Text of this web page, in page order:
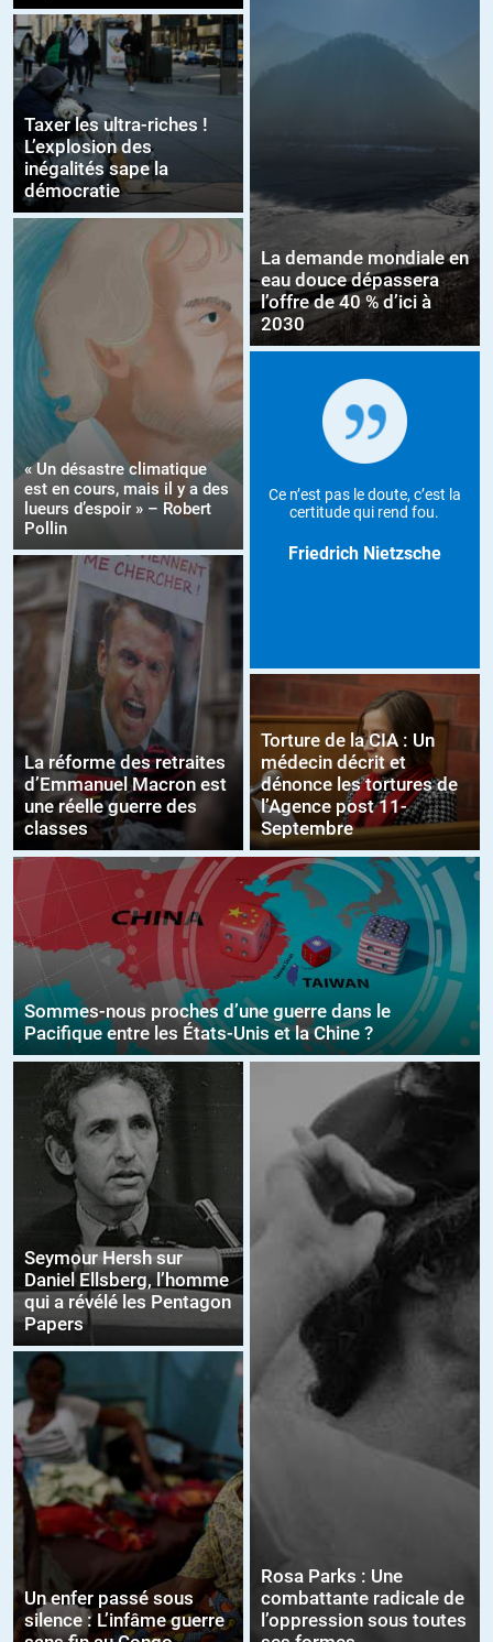
Taxer les ultra-riches !
L’explosion des
inégalités sape la
démocratie
« Un désastre climatique
est en cours, mais il y a des
lueurs d’espoir » – Robert
Pollin
La réforme des retraites
d’Emmanuel Macron est
une réelle guerre des
classes
La demande mondiale en
eau douce dépassera
l’offre de 40 % d’ici à
2030
Ce n’est pas le doute, c’est la
certitude qui rend fou.
Friedrich Nietzsche
Torture de la CIA : Un
médecin décrit et
dénonce les tortures de
l’Agence post 11-
Septembre
Sommes-nous proches d’une guerre dans le
Pacifique entre les États-Unis et la Chine ?
Seymour Hersh sur
Daniel Ellsberg, l’homme
qui a révélé les Pentagon
Papers
Un enfer passé sous
silence : L’infâme guerre
Rosa Parks : Une
combattante radicale de
l’oppression sous toutes